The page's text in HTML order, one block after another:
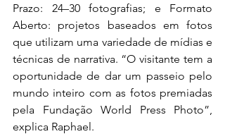
Prazo: 24–30 fotografias; e Formato
Aberto: projetos baseados em fotos
que utilizam uma variedade de mídias e
técnicas de narrativa. “O visitante tem a
oportunidade de dar um passeio pelo
mundo inteiro com as fotos premiadas
pela Fundação World Press Photo”,
explica Raphael.